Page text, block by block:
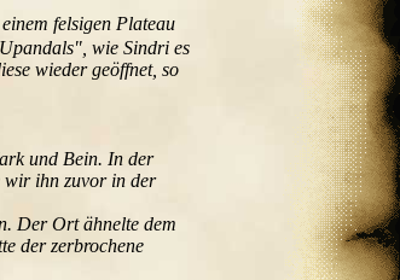
felsigen Plateau
wie Sindri es
wieder geöffnet, so
und Bein. In der
wir ihn zuvor in der
Der Ort ähnelte dem
der zerbrochene